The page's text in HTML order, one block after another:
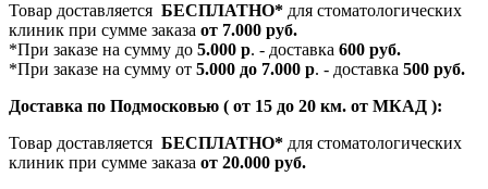
Товар доставляется БЕСПЛАТНО* для стоматологических
клиник при сумме заказа от 7.000 руб.
*При заказе на сумму до 5.000 р. - доставка 600 руб.
*При заказе на сумму от 5.000 до 7.000 р. - доставка 500 руб.
Доставка по Подмосковью ( от 15 до 20 км. от МКАД ):
Товар доставляется БЕСПЛАТНО* для стоматологических
клиник при сумме заказа от 20.000 руб.